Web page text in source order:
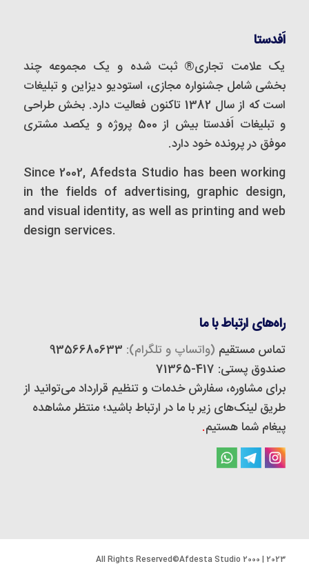
اَفدستا
یک علامت تجاری® ثبت شده و یک مجموعه‌ چند
بخشی شامل جشنواره مجازی، استودیو دیزاین و تبلیغات
است که از سال 1382 تاکنون فعالیت دارد. بخش طراحی
و تبلیغات اَفدستا بیش از 500 پروژه و یکصد مشتری
موفق در پرونده خود دارد.
Since 2002, Afedsta Studio has been working
in the fields of advertising, graphic design,
and visual identity, as well as printing and web
design services.
راه‌های ارتباط با ما
تماس مستقیم (واتساپ و تلگرام):
صندوق پستی: 417-71365
برای مشاوره، سفارش خدمات و تنظیم قرارداد می‌توانید از
طریق لینک‌های زیر با ما در ارتباط باشید؛ منتظر مشاهده
پیغام شما هستیم.
2023 | 2000 All Rights Reserved©Afdesta Studio